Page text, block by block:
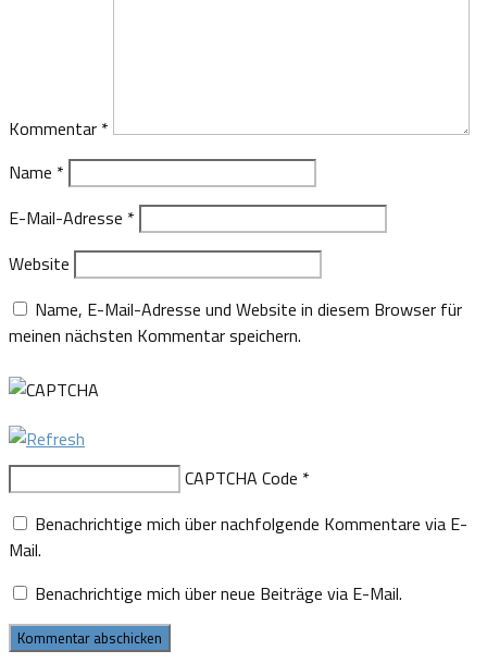
Kommentar *
Name *
E-Mail-Adresse *
Website
Name, E-Mail-Adresse und Website in diesem Browser für
meinen nächsten Kommentar speichern.
CAPTCHA Code *
Benachrichtige mich über nachfolgende Kommentare via E-
Mail.
Benachrichtige mich über neue Beiträge via E-Mail.